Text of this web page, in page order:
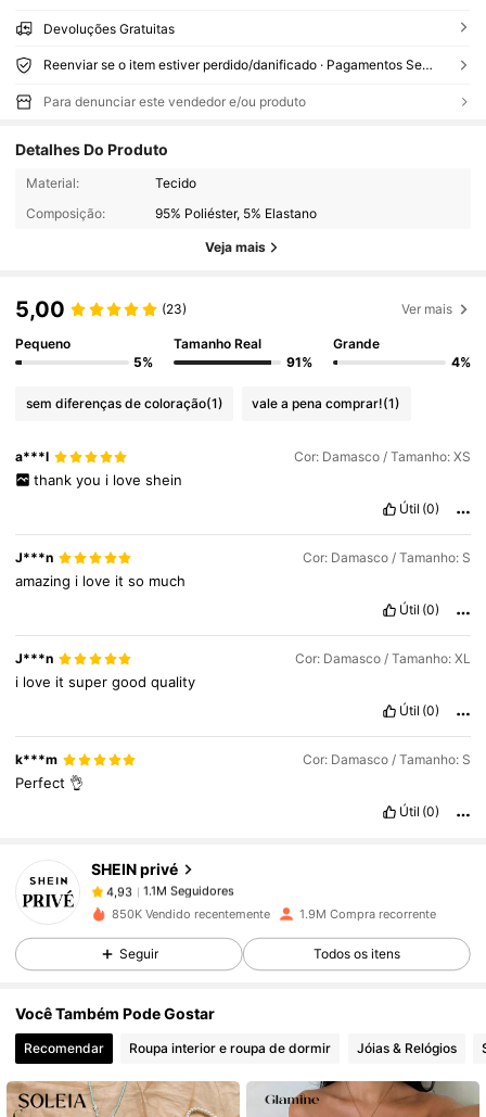
Devoluções Gratuitas
Reenviar se o item estiver perdido/danificado · Pagamentos Seguros · Proteção de privacidade
Para denunciar este vendedor e/ou produto
Detalhes Do Produto
Material:
Tecido
Composição:
95% Poliéster, 5% Elastano
Veja mais
5,00 (23) Ver mais
Pequeno
5%
Tamanho Real
91%
Grande
4%
sem diferenças de coloração(1) vale a pena comprar!(1)
a***l Cor: Damasco / Tamanho: XS
thank you i love shein
Útil (0)
J***n Cor: Damasco / Tamanho: S
amazing i love itso much
Útil (0)
J***n Cor: Damasco / Tamanho: XL
i love itsupergoodquality
Útil (0)
k***m Cor: Damasco / Tamanho: S
Perfect 👌
Útil (0)
SHEIN privé
4,93
4,93
1.1M Seguidores
e***7 pago1 dia atrás
4,93 1.1M Seguidores
4,93 1.1M Seguidores
4,93 1.1M Seguidores
850K Vendido recentemente 1.9M Compra recorrente
Seguir Todos os itens
Você Também Pode Gostar
Recomendar Roupa interior e roupa de dormir Jóias & Relógios